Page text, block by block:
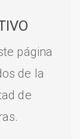
página
de la
de